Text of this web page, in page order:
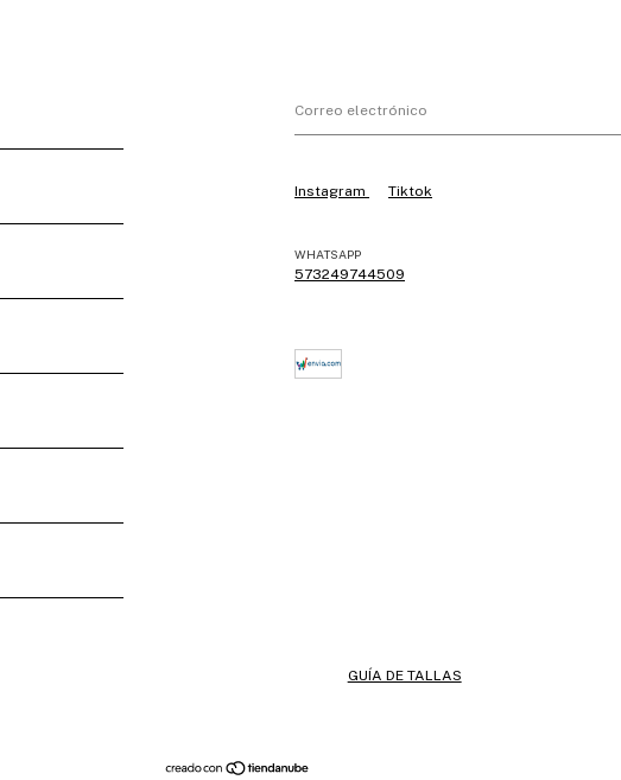
Instagram Tiktok
WHATSAPP
573249744509
GUÍA DE TALLAS